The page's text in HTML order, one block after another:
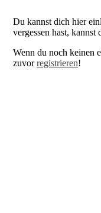
Du kannst dich hier
vergessen hast, kannst
Wenn du noch keinen
zuvorregistrieren!